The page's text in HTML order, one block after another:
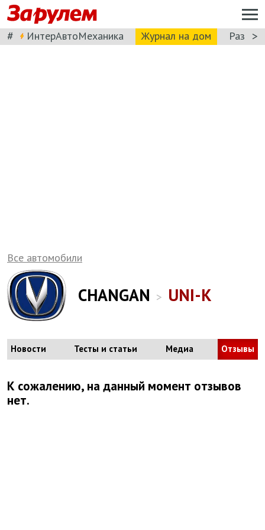
# ИнтерАвтоМеханика Журнал на дом >
Все автомобили
CHANGAN > UNI-K
Новости Тесты и статьи Медиа Отзывы
К сожалению, на данный момент отзывов
нет.